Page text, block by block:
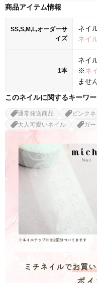
商品アイテム情報
SS,S,M,L,オーダーサ
イズ
ネイ
ネイ
1本
ネイ
※ネ
ませ
このネイルに関するキーワ
通常発送商品 ピンク
大人可愛いネイル
ガ